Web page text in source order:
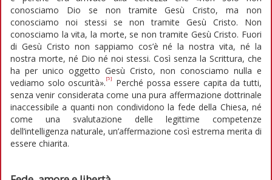
conosciamo Dio se non tramite Gesù Cristo, ma non
conosciamo noi stessi se non tramite Gesù Cristo. Non
conosciamo la vita, la morte, se non tramite Gesù Cristo. Fuori
di Gesù Cristo non sappiamo cos’è né la nostra vita, né la
nostra morte, né Dio né noi stessi. Così senza la Scrittura, che
ha per unico oggetto Gesù Cristo, non conosciamo nulla e
vediamo solo oscurità». [5]
Perché possa essere capita da tutti,
senza venir considerata come una pura affermazione dottrinale
inaccessibile a quanti non condividono la fede della Chiesa, né
come una svalutazione delle legittime competenze
dell’intelligenza naturale, un’affermazione così estrema merita di
essere chiarita.